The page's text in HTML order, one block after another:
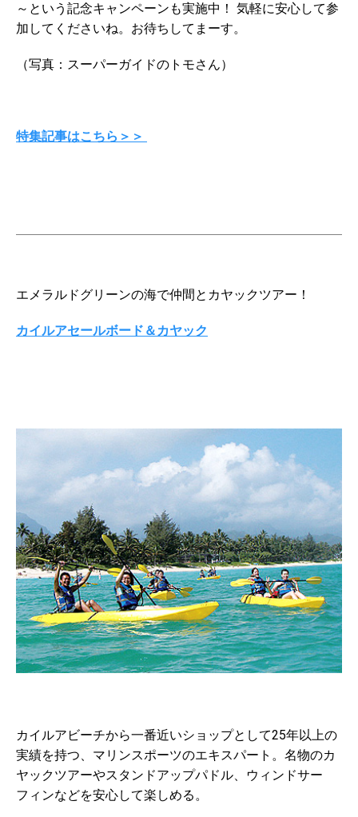
～という記念キャンペーンも実施中！ 気軽に安心して参
加してくださいね。お待ちしてまーす。
（写真：スーパーガイドのトモさん）
特集記事はこちら＞＞
エメラルドグリーンの海で仲間とカヤックツアー！
カイルアセールボード＆カヤック
カイルアビーチから一番近いショップとして25年以上の
実績を持つ、マリンスポーツのエキスパート。名物のカ
ヤックツアーやスタンドアップパドル、ウィンドサー
フィンなどを安心して楽しめる。